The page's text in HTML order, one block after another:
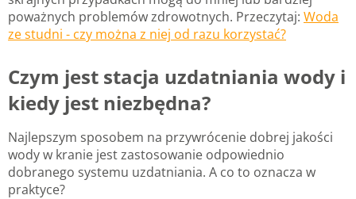
poważnych problemów zdrowotnych. Przeczytaj: Woda
ze studni - czy można z niej od razu korzystać?
Czym jest stacja uzdatniania wody i
kiedy jest niezbędna?
Najlepszym sposobem na przywrócenie dobrej jakości
wody w kranie jest zastosowanie odpowiednio
dobranego systemu uzdatniania. A co to oznacza w
praktyce?